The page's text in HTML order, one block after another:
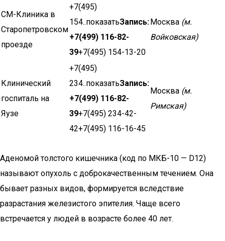
СМ-Клиника в
Старопетровском
проезде
+7(495)
154..показатьЗапись:
+7(499) 116-82-
39+7(495) 154-13-20
Москва (м.
Войковская)
Клинический
госпиталь на
Яузе
+7(495)
234..показатьЗапись:
+7(499) 116-82-
39+7(495) 234-42-
42+7(495) 116-16-45
Москва (м.
Римская)
Аденомой толстого кишечника (код по МКБ-10 — D12)
называют опухоль с доброкачественным течением. Она
бывает разных видов, формируется вследствие
разрастания железистого эпителия. Чаще всего
встречается у людей в возрасте более 40 лет.